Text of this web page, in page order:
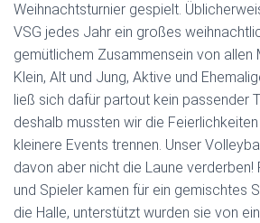
Weihnachtsturnier gespielt.
VSG jedes Jahr ein großes
gemütlichem Zusammensein von allen
Klein, Alt und Jung, Aktive und
ließ sich dafür partout kein passender
deshalb mussten wir die
kleinere Events trennen. Unser
davon aber nicht die Laune verderben!
und Spieler kamen für ein gemischtes
die Halle, unterstützt wurden sie von